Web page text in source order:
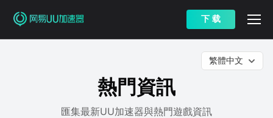
下 载
繁體中文
熱門資訊
匯集最新UU加速器與熱門遊戲資訊